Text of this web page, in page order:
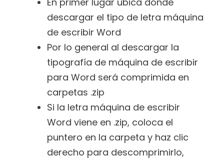
descargar el tipo de letra máquina
de escribir Word
Por lo general al descargar la
tipografía de máquina de escribir
para Word será comprimida en
carpetas .zip
Si la letra máquina de escribir
Word viene en .zip, coloca el
puntero en la carpeta y haz clic
derecho para descomprimirlo,